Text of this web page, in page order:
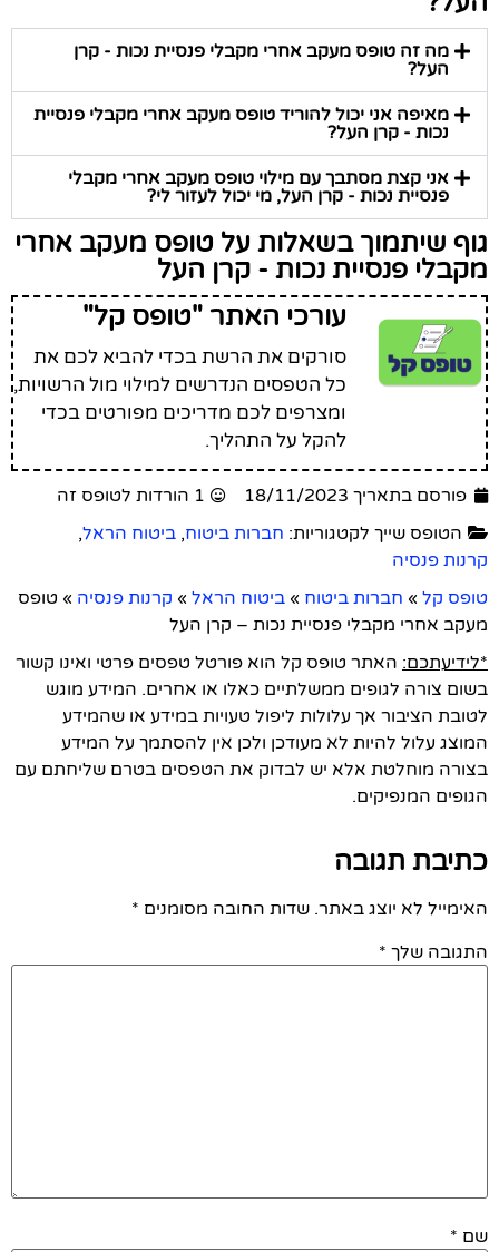
מה זה טופס מעקב אחרי מקבלי פנסיית נכות - קרן
העל?
מאיפה אני יכול להוריד טופס מעקב אחרי מקבלי פנסיית
נכות - קרן העל?
אני קצת מסתבך עם מילוי טופס מעקב אחרי מקבלי
פנסיית נכות - קרן העל, מי יכול לעזור לי?
גוף שיתמוך בשאלות על טופס מעקב אחרי
מקבלי פנסיית נכות - קרן העל
עורכי האתר "טופס קל"
סורקים את הרשת בכדי להביא לכם את
כל הטפסים הנדרשים למילוי מול הרשויות,
ומצרפים לכם מדריכים מפורטים בכדי
להקל על התהליך.
פורסם בתאריך 18/11/2023
1 הורדות לטופס זה
הטופס שייך לקטגוריות: חברות ביטוח, ביטוח הראל,
קרנות פנסיה
טופס קל » חברות ביטוח » ביטוח הראל » קרנות פנסיה » טופס
מעקב אחרי מקבלי פנסיית נכות – קרן העל
*לידיעתכם: האתר טופס קל הוא פורטל טפסים פרטי ואינו קשור
בשום צורה לגופים ממשלתיים כאלו או אחרים. המידע מוגש
לטובת הציבור אך עלולות ליפול טעויות במידע או שהמידע
המוצג עלול להיות לא מעודכן ולכן אין להסתמך על המידע
בצורה מוחלטת אלא יש לבדוק את הטפסים בטרם שליחתם עם
הגופים המנפיקים.
כתיבת תגובה
האימייל לא יוצג באתר. שדות החובה מסומנים *
התגובה שלך *
שם *